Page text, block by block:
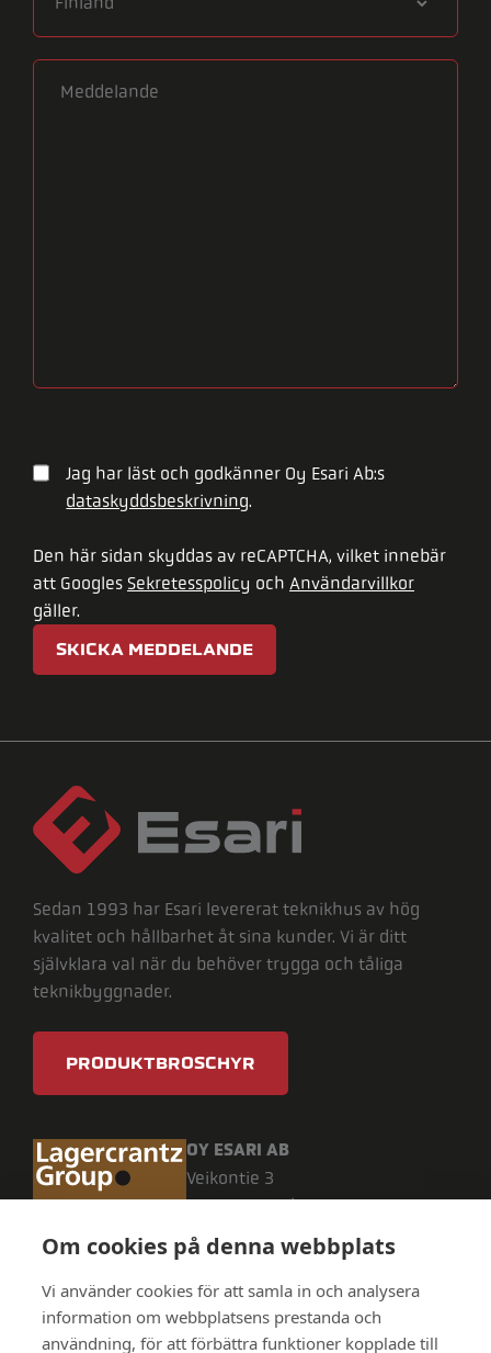
Jag har läst och godkänner Oy Esari Ab:s
dataskyddsbeskrivning.
Den här sidan skyddas av reCAPTCHA, vilket innebär
att Googles Sekretesspolicy och Användarvillkor
gäller.
Sedan 1993 har Esari levererat teknikhus av hög
kvalitet och hållbarhet åt sina kunder. Vi är ditt
självklara val när du behöver trygga och tåliga
teknikbyggnader.
PRODUKTBROSCHYR
OY ESARI AB
Veikontie 3
69600 Kaustby
tel. +358 (0)20 7109 480
FO: 1599414-0
Om cookies på denna webbplats
Vi använder cookies för att samla in och analysera
information om webbplatsens prestanda och
användning, för att förbättra funktioner kopplade till